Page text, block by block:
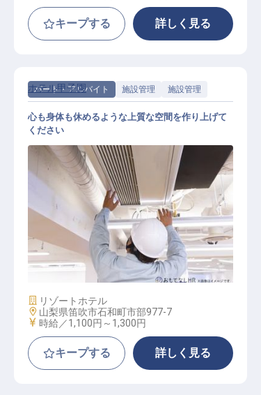
キープする 詳しく見る
パート・アルバイト 施設管理 施設管理
総合設備の補佐
ホテル甲子園
心も身体も休めるような上質な空間を作り上げて
ください
施設業態
リゾートホテル
勤務地
山梨県笛吹市石和町市部977-7
給与
時給／1,100円～ 1,300円
キープする 詳しく見る